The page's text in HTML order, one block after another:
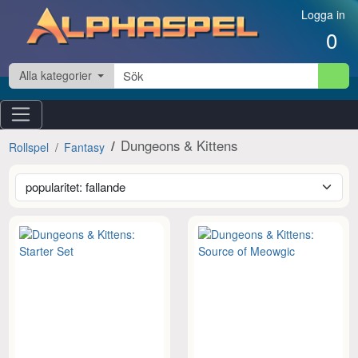
Hoppa till innehåll Logga in
0
Alla kategorier
Rollspel Fantasy Dungeons & Kittens